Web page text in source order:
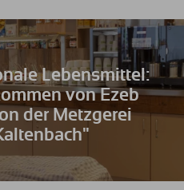
Lebensmittel:
von Ezeb
der Metzgerei